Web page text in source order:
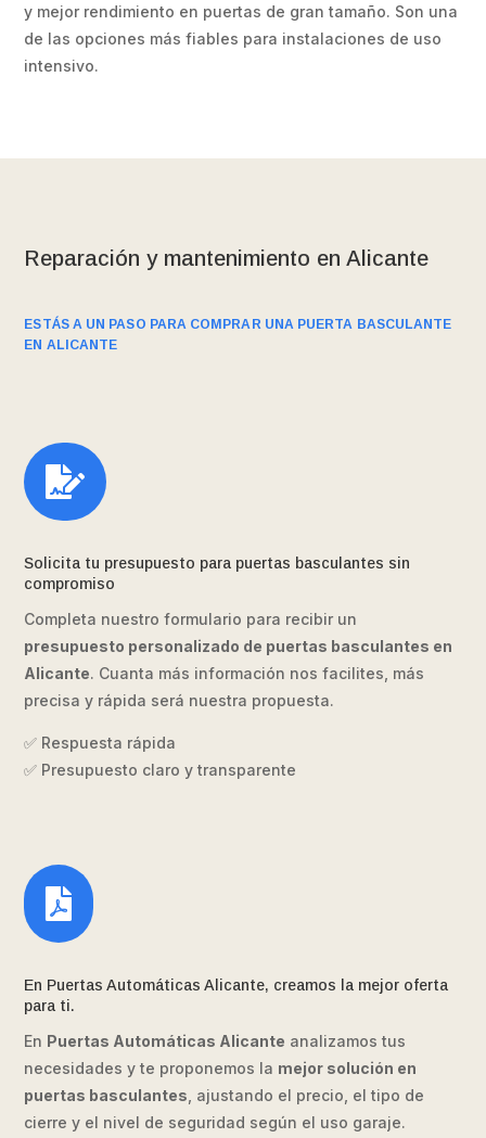
y mejor rendimiento en puertas de gran tamaño. Son una
de las opciones más fiables para instalaciones de uso
intensivo.
Reparación y mantenimiento en Alicante
ESTÁS A UN PASO PARA COMPRAR UNA PUERTA BASCULANTE
EN ALICANTE

Solicita tu presupuesto para puertas basculantes sin
compromiso
Completa nuestro formulario para recibir un
presupuesto personalizado de puertas basculantes en
Alicante. Cuanta más información nos facilites, más
precisa y rápida será nuestra propuesta.
✅ Respuesta rápida
✅ Presupuesto claro y transparente

En Puertas Automáticas Alicante, creamos la mejor oferta
para ti.
En Puertas Automáticas Alicante analizamos tus
necesidades y te proponemos la mejor solución en
puertas basculantes , ajustando el precio, el tipo de
cierre y el nivel de seguridad según el uso garaje.